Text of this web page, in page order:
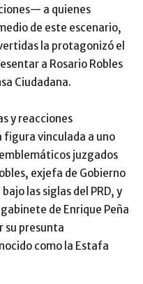
a quienes
de este escenario,
la protagonizó el
a Rosario Robles
Ciudadana.
y reacciones
vinculada a uno
juzgados
exjefa de Gobierno
las siglas del PRD, y
de Enrique Peña
su presunta
como la Estafa